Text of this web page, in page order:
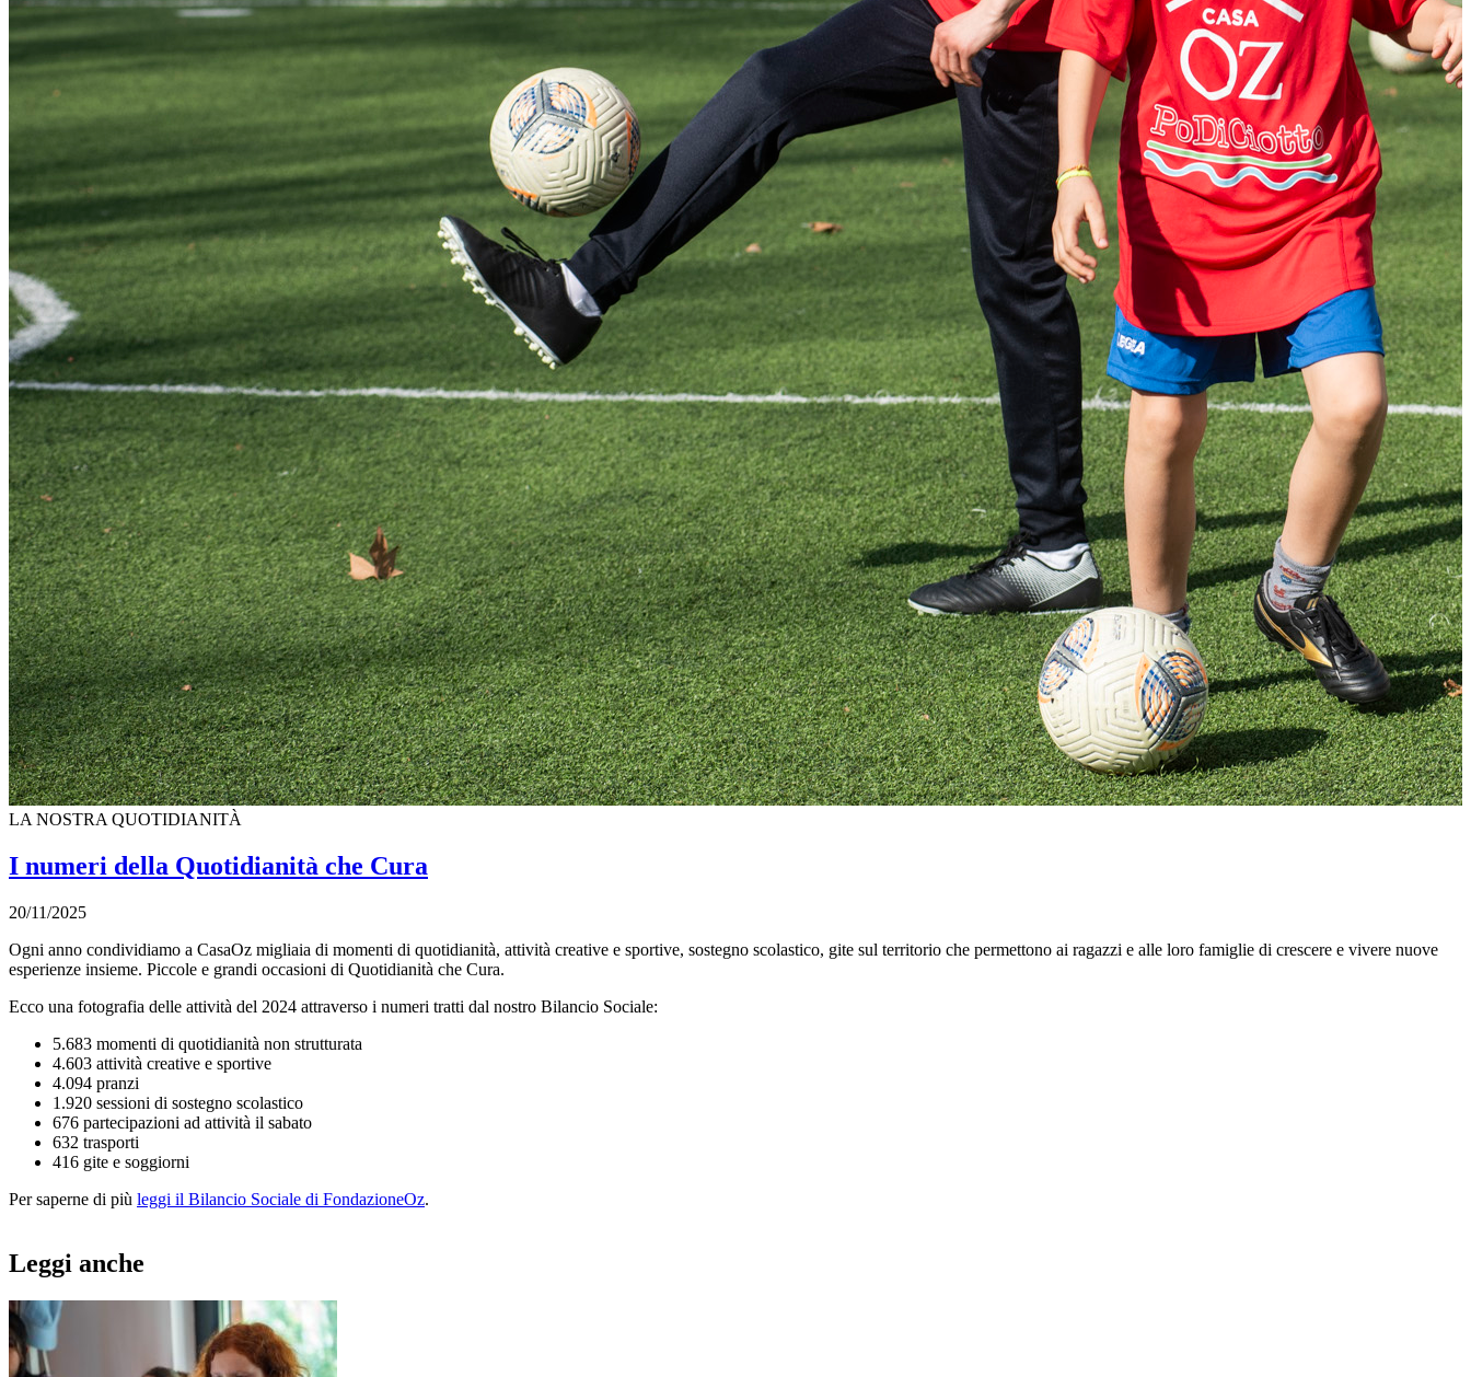
LA NOSTRA QUOTIDIANITÀ
I numeri della Quotidianità che Cura
20/11/2025
Ogni anno condividiamo a CasaOz migliaia di momenti di quotidianità, attività creative e sportive, sostegno scolastico, gite sul territorio che permettono ai ragazzi e alle loro famiglie di crescere e vivere nuove
esperienze insieme. Piccole e grandi occasioni di Quotidianità che Cura.
Ecco una fotografia delle attività del 2024 attraverso i numeri tratti dal nostro Bilancio Sociale:
5.683 momenti di quotidianità non strutturata
4.603 attività creative e sportive
4.094 pranzi
1.920 sessioni di sostegno scolastico
676 partecipazioni ad attività il sabato
632 trasporti
416 gite e soggiorni
Per saperne di più leggi il Bilancio Sociale di FondazioneOz.
Leggi anche